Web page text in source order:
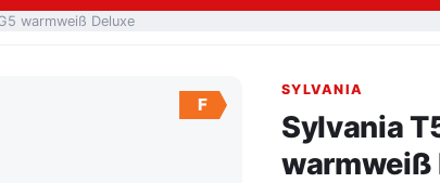
warmweiß Deluxe
SYLVANIA
Sylvania
warmweiß
F